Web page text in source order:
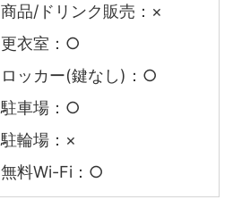
商品/ドリンク販売：×
更衣室：○
ロッカー(鍵なし)：○
駐車場：○
駐輪場：×
無料Wi-Fi：○